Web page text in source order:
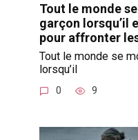
Tout le monde
garçon lorsqu’il
pour affronter
Tout le monde se
lorsqu’il
0 9